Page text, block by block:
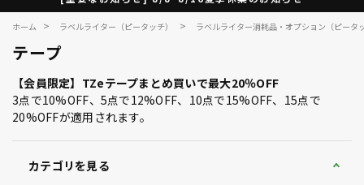
ホーム > ラベルライター（ピータッチ） > ラベルライター消耗品・オプション（ピータ
テープ
【会員限定】TZeテープまとめ買いで最大20％OFF
3点で10%OFF、5点で12%OFF、10点で15%OFF、15点で
20%OFFが適用されます。
カテゴリを見る